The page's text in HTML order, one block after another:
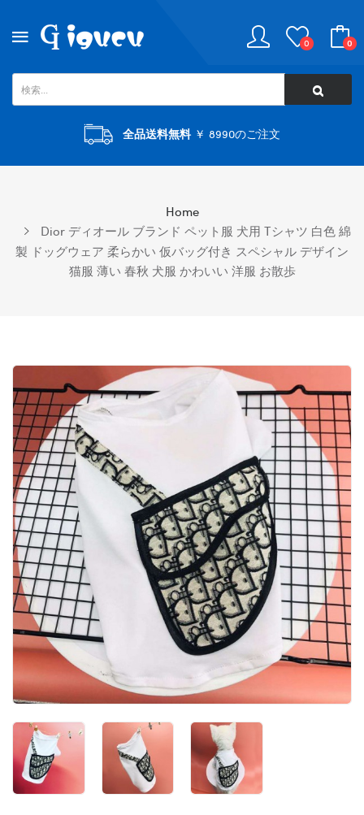
0 0
全品送料無料￥ 8990のご注文
Home
Dior ディオール ブランド ペット服 犬用 Tシャツ 白色 綿
製 ドッグウェア 柔らかい 仮バッグ付き スペシャル デザイン
猫服 薄い 春秋 犬服 かわいい 洋服 お散歩